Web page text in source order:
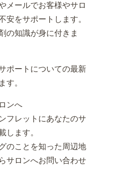
メールでお客様やサロ
安をサポートします。
の知識が身に付きま
ポートについての最新
す。
ンへ
フレットにあなたのサ
します。
のことを知った周辺地
サロンへお問い合わせ